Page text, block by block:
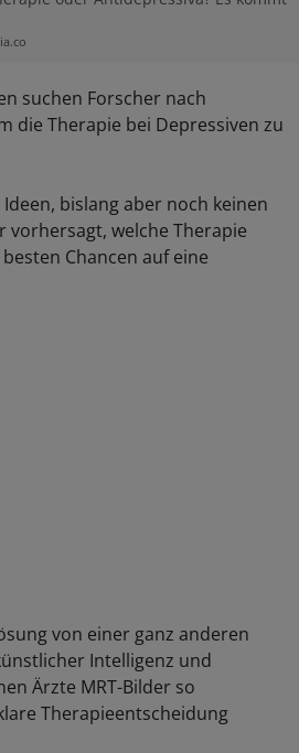
suchen Forscher nach
die Therapie bei Depressiven zu
bislang aber noch keinen
vorhersagt, welche Therapie
Chancen auf eine
von einer ganz anderen
Intelligenz und
Ärzte MRT-Bilder so
Therapieentscheidung